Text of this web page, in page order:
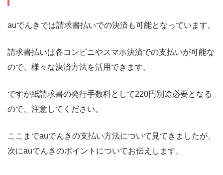
auでんきでは請求書払いでの決済も可能となっています。
請求書払いは各コンビニやスマホ決済での支払いが可能な
ので、様々な決済方法を活用できます。
ですが紙請求書の発行手数料として220円別途必要となる
ので、注意してください。
ここまでauでんきの支払い方法について見てきましたが、
次にauでんきのポイントについてお伝えします。